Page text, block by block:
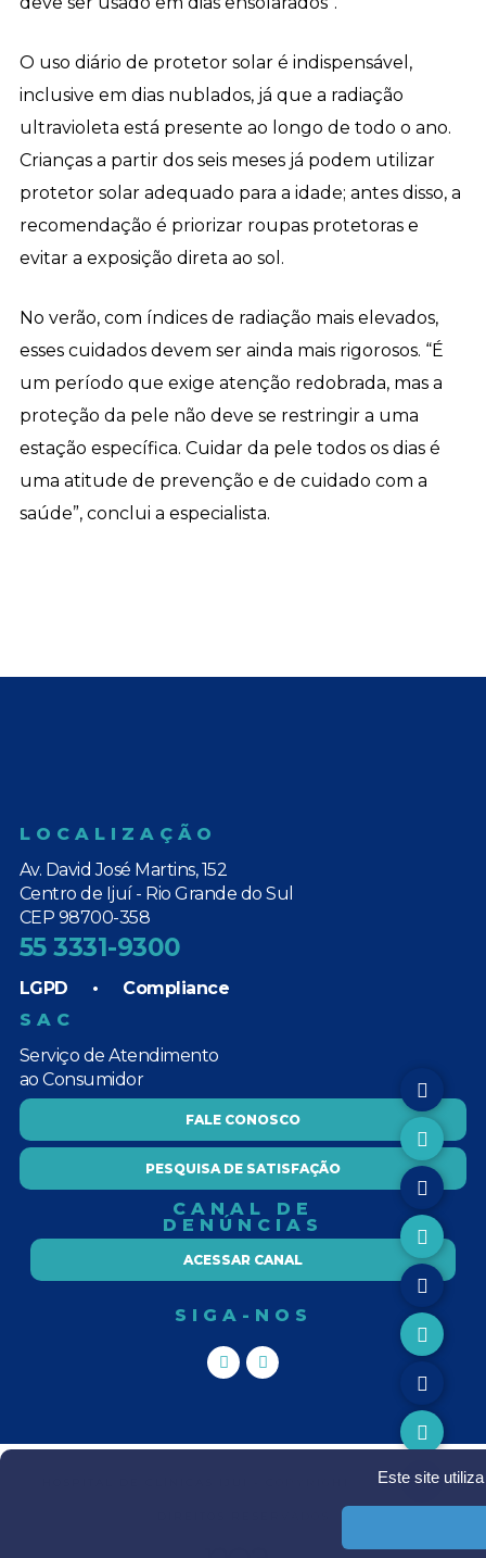
Este site
O uso diário de protetor solar é indispensável,
inclusive em dias nublados, já que a radiação
ultravioleta está presente ao longo de todo o ano.
Crianças a partir dos seis meses já podem utilizar
protetor solar adequado para a idade; antes disso, a
recomendação é priorizar roupas protetoras e
evitar a exposição direta ao sol.
No verão, com índices de radiação mais elevados,
esses cuidados devem ser ainda mais rigorosos. “É
um período que exige atenção redobrada, mas a
proteção da pele não deve se restringir a uma
estação específica. Cuidar da pele todos os dias é
uma atitude de prevenção e de cuidado com a
saúde”, conclui a especialista.
LOCALIZAÇÃO
Av. David José Martins, 152
Centro de Ijuí - Rio Grande do Sul
CEP 98700-358
55 3331-9300
LGPD • Compliance
SAC
Serviço de Atendimento
ao Consumidor
FALE CONOSCO
PESQUISA DE SATISFAÇÃO
CANAL DE
DENÚNCIAS
ACESSAR CANAL
SIGA-NOS
HOSPITAL DE CLÍNICAS IJUI - COPYRIGHT Ⓒ TODOS OS